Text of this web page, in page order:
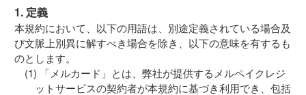
1. 定義
本規約において、以下の用語は、別途定義されている場合及
び文脈上別異に解すべき場合を除き、以下の意味を有するも
のとします。
「メルカード」とは、弊社が提供するメルペイクレジ
ットサービスの契約者が本規約に基づき利用でき、包括